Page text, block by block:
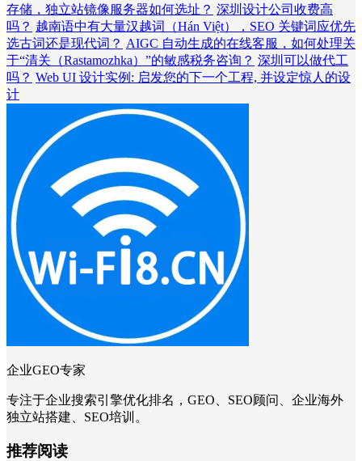
存储，独立站镜像服务器如何选址？ 深圳设计公司收费高
吗？ 越南语中有大量汉越词（Hán Việt），SEO 关键词应优先
选古词还是现代词？ AIGC 自动生成的在线客服，如何处理关
于“清关（Rastamozhka）”的敏感税务咨询？ 深圳可以做代工
吗？ Web UI 设计实例: 启发您的下一个工程, 并设定惊人的设
计
企业GEO专家
专注于企业搜索引擎优化排名，GEO、SEO顾问、企业海外
独立站搭建、SEO培训。
推荐阅读